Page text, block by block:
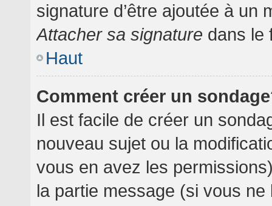
signature d’être ajoutée à un
Attacher sa signature dans le
Haut
Comment créer un
Il est facile de créer un
nouveau sujet ou la
vous en avez les
la partie message (si vous ne